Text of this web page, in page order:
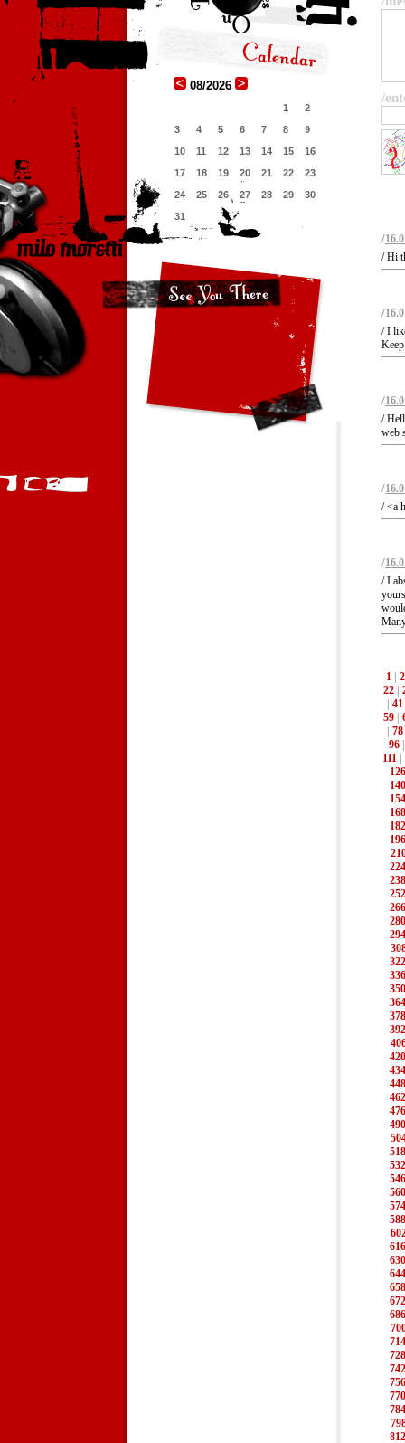
08/2026
1
2
3
4 5 6 7 8
9
10
11 12 13 14 15
16
17
18 19 20 21 22
23
24
25 26 27 28 29
30
31
/
/
/ Hi
/
/ I
/
/
web
/
/ <a
/
/ I
1
2
22|
41
59|
78
96
111|
126
140
154
168
182
196
224
238
252
266
280
294
322
336
350
364
378
392
420
434
448
462
476
490
518
532
546
560
574
588
616
630
644
658
672
686
714
728
742
756
770
784
812